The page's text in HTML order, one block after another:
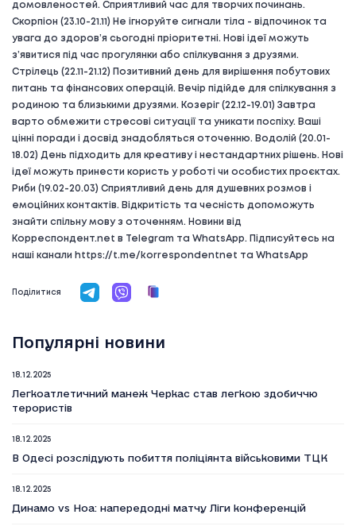
домовленостей. Сприятливий час для творчих починань.
Скорпіон (23.10-21.11) Не ігноруйте сигнали тіла - відпочинок та
увага до здоров’я сьогодні пріоритетні. Нові ідеї можуть
з’явитися під час прогулянки або спілкування з друзями.
Стрілець (22.11-21.12) Позитивний день для вирішення побутових
питань та фінансових операцій. Вечір підійде для спілкування з
родиною та близькими друзями. Козеріг (22.12-19.01) Завтра
варто обмежити стресові ситуації та уникати поспіху. Ваші
цінні поради і досвід знадобляться оточенню. Водолій (20.01-
18.02) День підходить для креативу і нестандартних рішень. Нові
ідеї можуть принести користь у роботі чи особистих проєктах.
Риби (19.02-20.03) Сприятливий день для душевних розмов і
емоційних контактів. Відкритість та чесність допоможуть
знайти спільну мову з оточенням. Новини від
Корреспондент.net в Telegram та WhatsApp. Підписуйтесь на
наші канали https://t.me/korrespondentnet та WhatsApp
Поділитися
Популярні новини
18.12.2025
Легкоатлетичний манеж Черкас став легкою здобиччю
терористів
18.12.2025
В Одесі розслідують побиття поліціянта військовими ТЦК
18.12.2025
Динамо vs Ноа: напередодні матчу Ліги конференцій